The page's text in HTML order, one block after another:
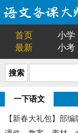
首页 小学
最新
小考
搜索
一下语文
【新春大礼包】部